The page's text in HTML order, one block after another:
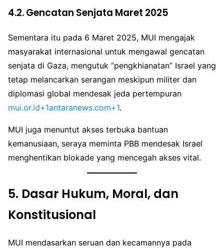
4.2. Gencatan Senjata Maret 2025
Sementara itu pada 6 Maret 2025, MUI mengajak
masyarakat internasional untuk mengawal gencatan
senjata di Gaza, mengutuk “pengkhianatan” Israel yang
tetap melancarkan serangan meskipun militer dan
diplomasi global mendesak jeda pertempuran
mui.or.id+1antaranews.com+1.
MUI juga menuntut akses terbuka bantuan
kemanusiaan, seraya meminta PBB mendesak Israel
menghentikan blokade yang mencegah akses vital.
5. Dasar Hukum, Moral, dan
Konstitusional
MUI mendasarkan seruan dan kecamannya pada